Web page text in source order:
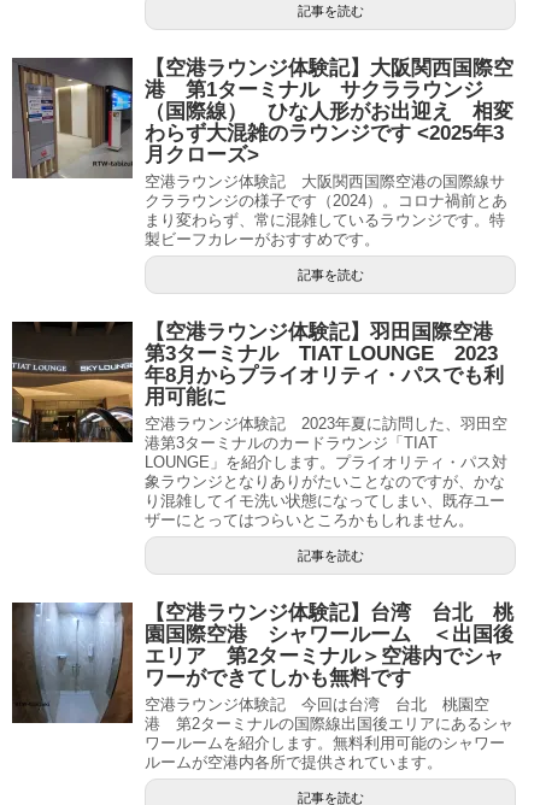
記事を読む
【空港ラウンジ体験記】大阪関西国際空
港 第1ターミナル サクララウンジ
（国際線） ひな人形がお出迎え 相変
わらず大混雑のラウンジです <2025年3
月クローズ>
空港ラウンジ体験記 大阪関西国際空港の国際線サ
クララウンジの様子です（2024）。コロナ禍前とあ
まり変わらず、常に混雑しているラウンジです。特
製ビーフカレーがおすすめです。
記事を読む
【空港ラウンジ体験記】羽田国際空港
第3ターミナル TIAT LOUNGE 2023
年8月からプライオリティ・パスでも利
用可能に
空港ラウンジ体験記 2023年夏に訪問した、羽田空
港第3ターミナルのカードラウンジ「TIAT
LOUNGE」を紹介します。プライオリティ・パス対
象ラウンジとなりありがたいことなのですが、かな
り混雑してイモ洗い状態になってしまい、既存ユー
ザーにとってはつらいところかもしれません。
記事を読む
【空港ラウンジ体験記】台湾 台北 桃
園国際空港 シャワールーム ＜出国後
エリア 第2ターミナル＞空港内でシャ
ワーができてしかも無料です
空港ラウンジ体験記 今回は台湾 台北 桃園空
港 第2ターミナルの国際線出国後エリアにあるシャ
ワールームを紹介します。無料利用可能のシャワー
ルームが空港内各所で提供されています。
記事を読む